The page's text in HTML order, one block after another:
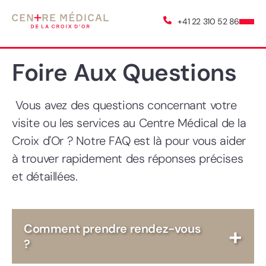
+41 22 310 52 86
Foire Aux Questions
Vous avez des questions concernant votre
visite ou les services au Centre Médical de la
Croix d'Or ? Notre FAQ est là pour vous aider
à trouver rapidement des réponses précises
et détaillées.
Comment prendre rendez-vous
?